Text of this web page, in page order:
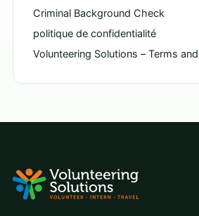
Criminal Background Check
politique de confidentialité
Volunteering Solutions – Terms